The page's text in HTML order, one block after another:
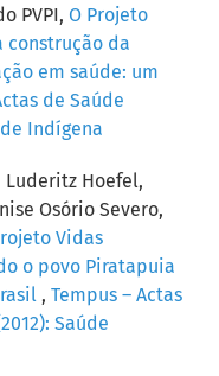
PVPI, O Projeto
construção da
em saúde: um
de Saúde
Indígena
Luderitz Hoefel,
Osório Severo,
Vidas
o povo Piratapuia
, Tempus – Actas
Saúde